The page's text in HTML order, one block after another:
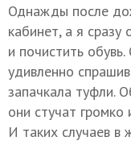
Однажды после
кабинет, а я сразу
и почистить
удивленно
запачкала туфли.
они стучат громко
И таких случаев в